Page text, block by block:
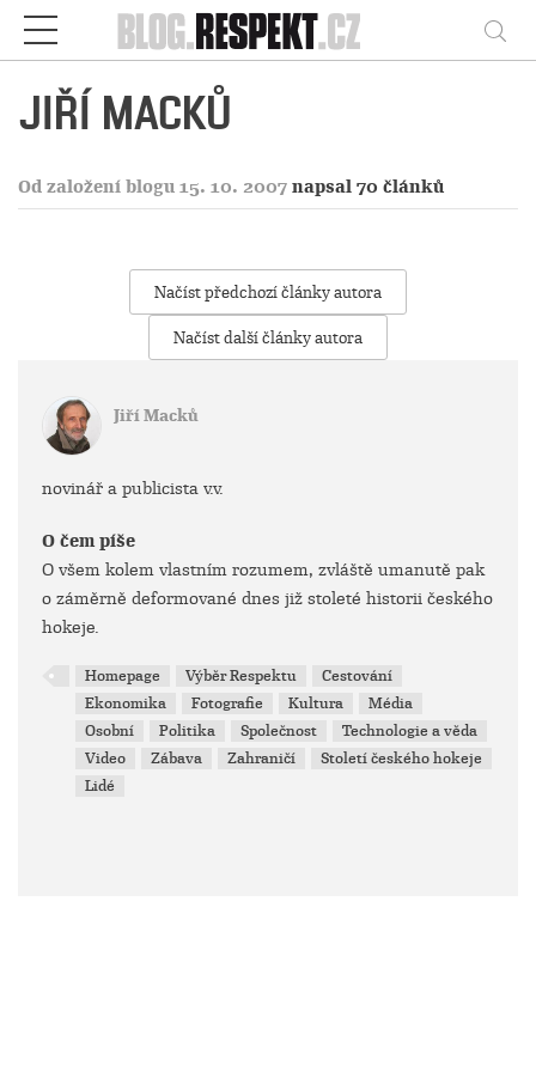
Respekt
JIŘÍ MACKŮ
Od založení blogu 15. 10. 2007 napsal 70 článků
Načíst předchozí články autora
Načíst další články autora
Jiří Macků
novinář a publicista v.v.
O čem píše
O všem kolem vlastním rozumem, zvláště umanutě pak
o záměrně deformované dnes již stoleté historii českého
hokeje.
Homepage Výběr Respektu
Cestování
Ekonomika
Fotografie Kultura
Média
Osobní
Politika Společnost
Technologie a věda
Video
Zábava Zahraničí
Století českého hokeje
Lidé